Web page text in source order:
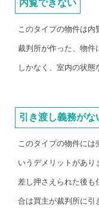
内覧できない
このタイプの物件は内
裁判所が作った、物件
しかなく、室内の状態
引き渡し義務がな
このタイプの物件には
いうデメリットがあり
差し押さえられた後も
合は買主が裁判所に引